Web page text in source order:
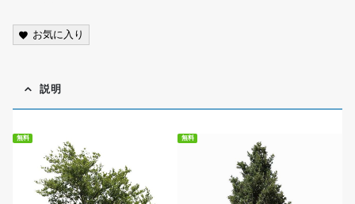
お気に入り
説明
無料 無料